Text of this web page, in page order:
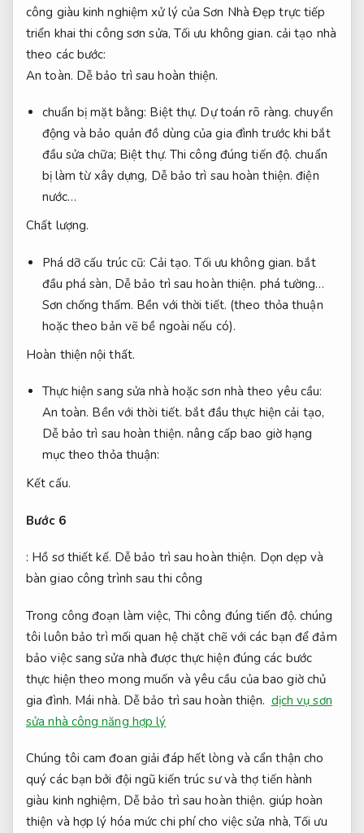
công giàu kinh nghiệm xử lý của Sơn Nhà Đẹp trực tiếp
triển khai thi công sơn sửa, Tối ưu không gian. cải tạo nhà
theo các bước:
An toàn. Dễ bảo trì sau hoàn thiện.
chuẩn bị mặt bằng: Biệt thự. Dự toán rõ ràng. chuyển
động và bảo quản đồ dùng của gia đình trước khi bắt
đầu sửa chữa; Biệt thự. Thi công đúng tiến độ. chuẩn
bị làm từ xây dựng, Dễ bảo trì sau hoàn thiện. điện
nước…
Chất lượng.
Phá dỡ cấu trúc cũ: Cải tạo. Tối ưu không gian. bắt
đầu phá sàn, Dễ bảo trì sau hoàn thiện. phá tường…
Sơn chống thấm. Bền với thời tiết. (theo thỏa thuận
hoặc theo bản vẽ bề ngoài nếu có).
Hoàn thiện nội thất.
Thực hiện sang sửa nhà hoặc sơn nhà theo yêu cầu:
An toàn. Bền với thời tiết. bắt đầu thực hiện cải tạo,
Dễ bảo trì sau hoàn thiện. nâng cấp bao giờ hạng
mục theo thỏa thuận:
Kết cấu.
Bước 6
: Hồ sơ thiết kế. Dễ bảo trì sau hoàn thiện. Dọn dẹp và
bàn giao công trình sau thi công
Trong công đoạn làm việc, Thi công đúng tiến độ. chúng
tôi luôn bảo trì mối quan hệ chặt chẽ với các bạn để đảm
bảo việc sang sửa nhà được thực hiện đúng các bước
thực hiện theo mong muốn và yêu cầu của bao giờ chủ
gia đình. Mái nhà. Dễ bảo trì sau hoàn thiện. dịch vụ sơn
sửa nhà công năng hợp lý
Chúng tôi cam đoan giải đáp hết lòng và cẩn thận cho
quý các bạn bởi đội ngũ kiến trúc sư và thợ tiến hành
giàu kinh nghiệm, Dễ bảo trì sau hoàn thiện. giúp hoàn
thiện và hợp lý hóa mức chi phí cho việc sửa nhà, Tối ưu